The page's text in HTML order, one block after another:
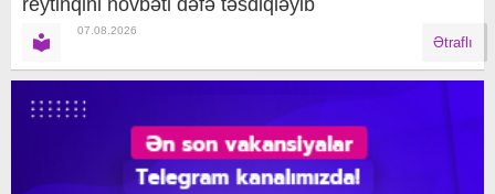
reytinqini növbəti dəfə təsdiqləyib
07.08.2026
Ətraflı